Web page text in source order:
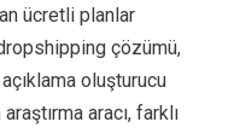
ücretli planlar
çözümü,
oluşturucu
aracı, farklı